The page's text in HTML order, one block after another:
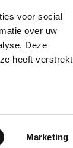
voor social
over uw
Deze
heeft verstrekt
Marketing